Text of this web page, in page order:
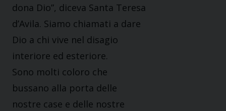
dona Dio”, diceva Santa Teresa
d’Avila. Siamo chiamati a dare
Dio a chi vive nel disagio
interiore ed esteriore.
Sono molti coloro che
bussano alla porta delle
nostre case e delle nostre